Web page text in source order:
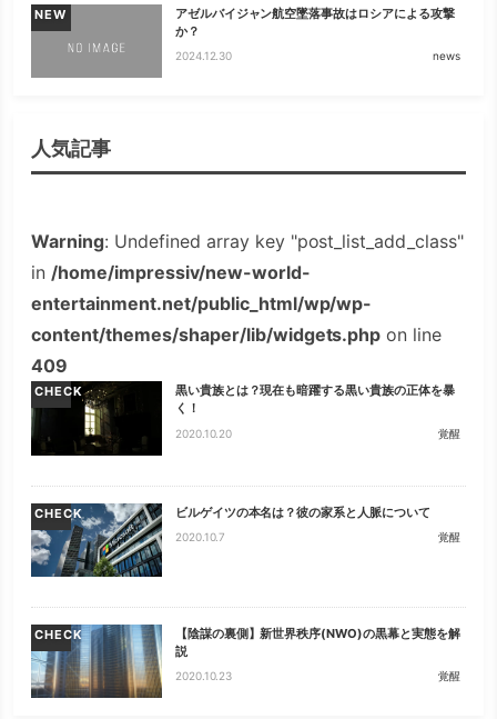
NEW
アゼルバイジャン航空墜落事故はロシアによる攻撃
か？
2024.12.30 news
人気記事
Warning: Undefined array key "post_list_add_class"
in /home/impressiv/new-world-
entertainment.net/public_html/wp/wp-
content/themes/shaper/lib/widgets.php on line
409
CHECK
黒い貴族とは？現在も暗躍する黒い貴族の正体を暴
く！
2020.10.20 覚醒
CHECK ビルゲイツの本名は？彼の家系と人脈について
2020.10.7 覚醒
CHECK
【陰謀の裏側】新世界秩序(NWO)の黒幕と実態を解
説
2020.10.23 覚醒